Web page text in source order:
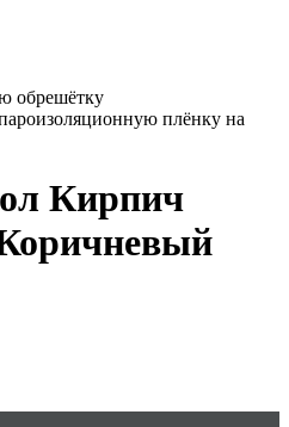
обрешётку
плёнку на
Кирпич